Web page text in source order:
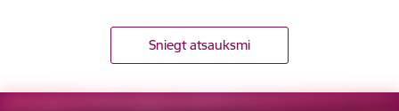
Sniegt atsauksmi